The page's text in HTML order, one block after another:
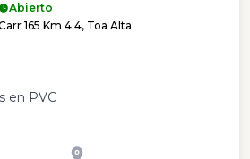
Abierto
165 Km 4.4, Toa Alta
en PVC